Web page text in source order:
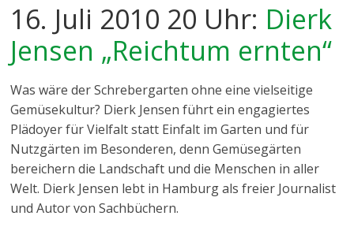
16. Juli 2010 20 Uhr: Dierk
Jensen „Reichtum ernten“
Was wäre der Schrebergarten ohne eine vielseitige
Gemüsekultur? Dierk Jensen führt ein engagiertes
Plädoyer für Vielfalt statt Einfalt im Garten und für
Nutzgärten im Besonderen, denn Gemüsegärten
bereichern die Landschaft und die Menschen in aller
Welt. Dierk Jensen lebt in Hamburg als freier Journalist
und Autor von Sachbüchern.